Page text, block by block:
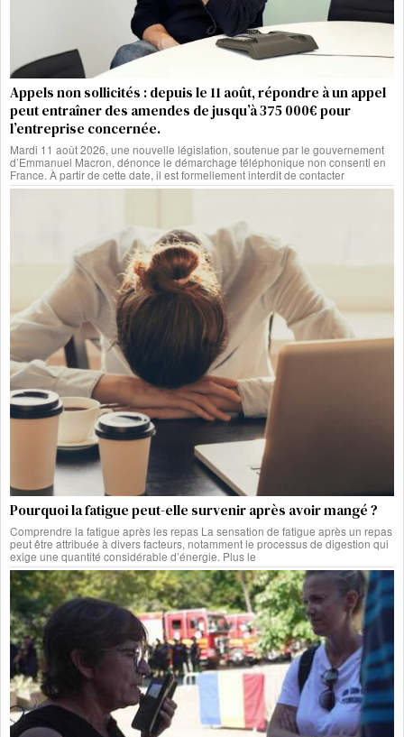
Appels non sollicités : depuis le 11 août, répondre à un appel
peut entraîner des amendes de jusqu’à 375 000€ pour
l’entreprise concernée.
Mardi 11 août 2026, une nouvelle législation, soutenue par le gouvernement
d’Emmanuel Macron, dénonce le démarchage téléphonique non consenti en
France. À partir de cette date, il est formellement interdit de contacter
Pourquoi la fatigue peut-elle survenir après avoir mangé ?
Comprendre la fatigue après les repas La sensation de fatigue après un repas
peut être attribuée à divers facteurs, notamment le processus de digestion qui
exige une quantité considérable d’énergie. Plus le